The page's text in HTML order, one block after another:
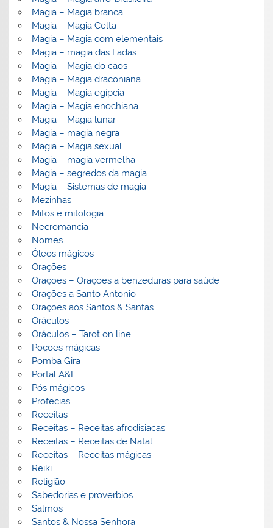
Magia – Magia branca
Magia – Magia Celta
Magia – Magia com elementais
Magia – magia das Fadas
Magia – Magia do caos
Magia – Magia draconiana
Magia – Magia egípcia
Magia – Magia enochiana
Magia – Magia lunar
Magia – magia negra
Magia – Magia sexual
Magia – magia vermelha
Magia – segredos da magia
Magia – Sistemas de magia
Mezinhas
Mitos e mitologia
Necromancia
Nomes
Óleos mágicos
Orações
Orações – Orações a benzeduras para saúde
Orações a Santo Antonio
Orações aos Santos & Santas
Oráculos
Oráculos – Tarot on line
Poções mágicas
Pomba Gira
Portal A&E
Pós mágicos
Profecias
Receitas
Receitas – Receitas afrodisiacas
Receitas – Receitas de Natal
Receitas – Receitas mágicas
Reiki
Religião
Sabedorias e proverbios
Salmos
Santos & Nossa Senhora